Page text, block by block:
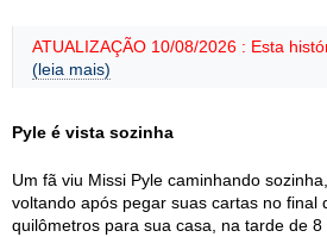
ATUALIZAÇÃO 10/08/2026 : Esta
(leia mais)
Pyle é vista sozinha
Um fã viu Missi Pyle caminhando
voltando após pegar suas cartas no final
quilômetros para sua casa, na tarde de